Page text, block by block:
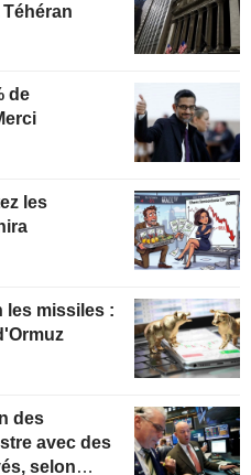
de
les
les missiles :
des
avec des
selon